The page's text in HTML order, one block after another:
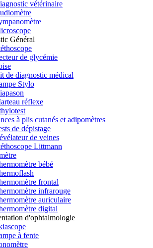
vétérinaire
Général
de glycémie
de diagnostic médical
Stylo
réflexe
à plis cutanés et adipomètres
de dépistage
de veines
Littmann
bébé
frontal
infrarouge
auriculaire
digital
d'ophtalmologie
à fente